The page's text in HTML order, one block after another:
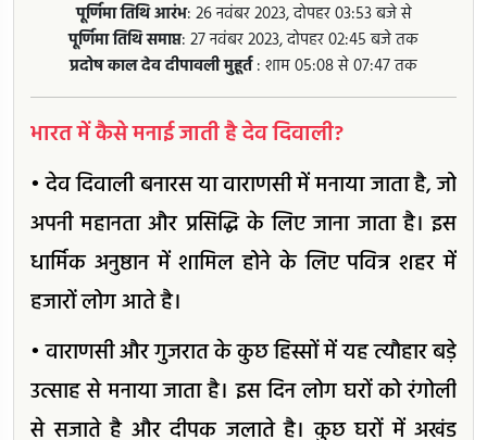
पूर्णिमा तिथि आरंभ: 26 नवंबर 2023, दोपहर 03:53 बजे से
पूर्णिमा तिथि समाप्त: 27 नवंबर 2023, दोपहर 02:45 बजे तक
प्रदोष काल देव दीपावली मुहूर्त: शाम 05:08 से 07:47 तक
भारत में कैसे मनाई जाती है देव दिवाली?
• देव दिवाली बनारस या वाराणसी में मनाया जाता है, जो
अपनी महानता और प्रसिद्धि के लिए जाना जाता है। इस
धार्मिक अनुष्ठान में शामिल होने के लिए पवित्र शहर में
हजारों लोग आते है।
• वाराणसी और गुजरात के कुछ हिस्सों में यह त्यौहार बड़े
उत्साह से मनाया जाता है। इस दिन लोग घरों को रंगोली
से सजाते है और दीपक जलाते है। कुछ घरों में अखंड